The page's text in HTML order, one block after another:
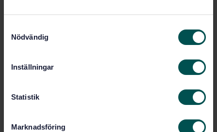
Nödvändig
Inställningar
Statistik
Marknadsföring
Fler alternativ
Framtagen av: Fordonssäkerhet, SIS/TK 237